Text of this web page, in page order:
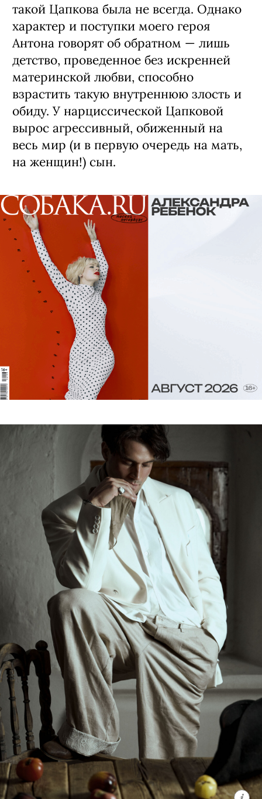
такой Цапкова была не всегда. Однако
характер и поступки моего героя
Антона говорят об обратном — лишь
детство, проведенное без искренней
материнской любви, способно
взрастить такую внутреннюю злость и
обиду. У нарциссической Цапковой
вырос агрессивный, обиженный на
весь мир (и в первую очередь на мать,
на женщин!) сын.